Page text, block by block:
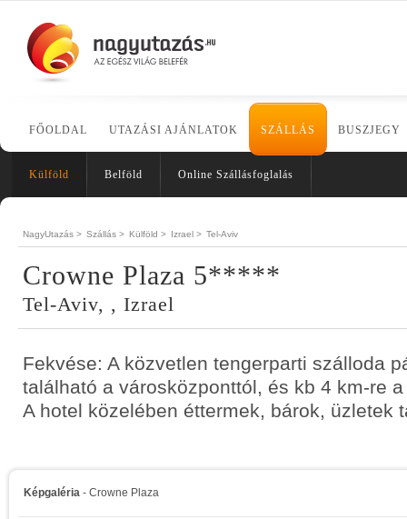
FŐOLDAL UTAZÁSI AJÁNLATOK SZÁLLÁS BUSZJEGY
Külföld Belföld Online Szállásfoglalás
NagyUtazás > Szállás > Külföld > Izrael > Tel-Aviv
Crowne Plaza 5*****
Tel-Aviv, , Izrael
Fekvése: A közvetlen tengerparti szálloda
található a városközponttól, és kb 4 km-re
A hotel közelében éttermek, bárok, üzletek
Képgaléria - Crowne Plaza